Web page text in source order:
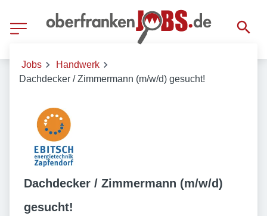
Jobs
Handwerk
Dachdecker / Zimmermann (m/w/d) gesucht!
Dachdecker / Zimmermann (m/w/d)
gesucht!